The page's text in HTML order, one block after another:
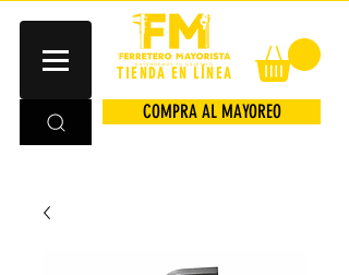
TIENDA EN LÍNEA
COMPRA AL MAYOREO